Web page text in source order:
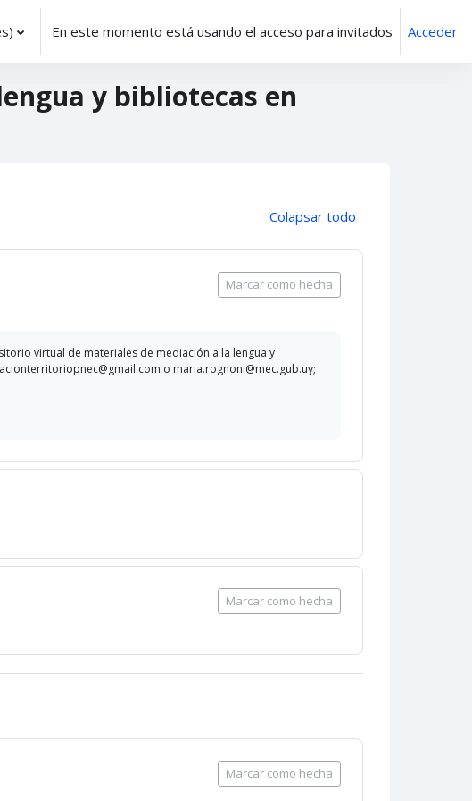
En este momento está usando el acceso para invitados Acceder
y bibliotecas en
Colapsar todo
Marcar como hecha
virtual de materiales de mediación a la lengua y
o maria.rognoni@mec.gub.uy;
Marcar como hecha
Marcar como hecha